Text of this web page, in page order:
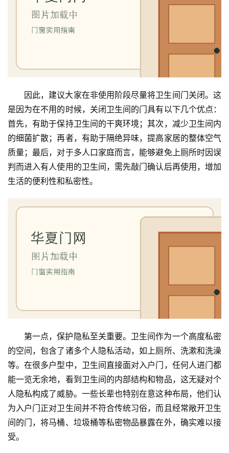
卧
室
门
卫
生
因此，建议大家在非使用阶段尽量将卫生间门关闭。这
是因为在不用的时候，关闭卫生间的门具有以下几个优点：
首先，有助于保持卫生间的干爽环境；其次，减少卫生间内
的细菌扩散；再者，有助于隔绝异味，提高家居的整体空气
质量；最后，对于多人口家庭而言，能够避免上厕所时因误
判而进入有人使用的卫生间，需先敲门确认后再使用，增加
生活的便利性和私密性。
第一点，保护隐私至关重要。卫生间作为一个高度私密
的空间，包含了诸多个人隐私活动，如上厕所、洗漱和洗澡
等。在很多户型中，卫生间直接面对入户门，任何人进门都
能一览无余地，看到卫生间的内部结构和物品，这无疑对个
人隐私构成了威胁。一些长辈也特别在意这种布局，他们认
为入户门正对卫生间并不符合传统习俗，而且经常敞开卫生
间的门，将马桶、垃圾桶等私密物品暴露在外，确实难以接
受。